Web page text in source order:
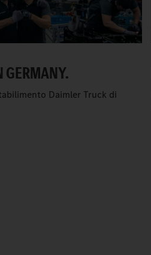
GERMANY.
Daimler Truck di